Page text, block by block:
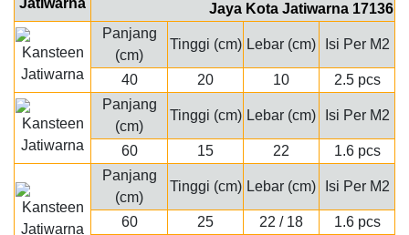
Jaya Kota Jatiwarna 17136
Panjang
(cm)
Tinggi (cm) Lebar (cm) Isi Per M2
40 20 10
2.5 pcs
Panjang
(cm)
Tinggi (cm) Lebar (cm) Isi Per M2
60 15 22
1.6 pcs
Panjang
(cm)
Tinggi (cm) Lebar (cm) Isi Per M2
60 25 22 / 18
1.6 pcs